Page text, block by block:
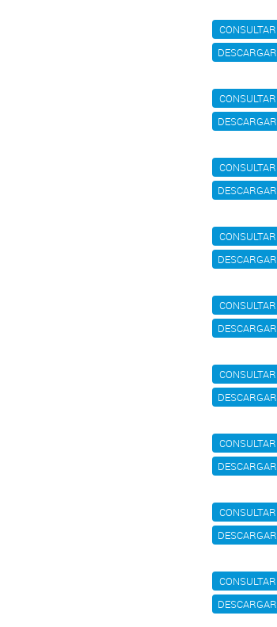
CONSULTAR
DESCARGAR
CONSULTAR
DESCARGAR
CONSULTAR
DESCARGAR
CONSULTAR
DESCARGAR
CONSULTAR
DESCARGAR
CONSULTAR
DESCARGAR
CONSULTAR
DESCARGAR
CONSULTAR
DESCARGAR
CONSULTAR
DESCARGAR